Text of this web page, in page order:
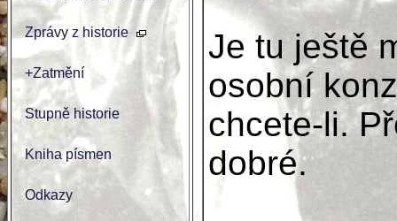
Zprávy z historie
+Zatmění
Stupně historie
Kniha písmen
Odkazy
Je tu ještě
osobní
chcete-li.
dobré.